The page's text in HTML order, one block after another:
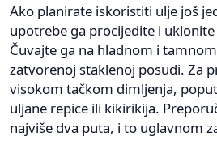
Ako planirate iskoristiti ulje još
upotrebe ga procijedite i
Čuvajte ga na hladnom i
zatvorenoj staklenoj posudi. Za
visokom tačkom dimljenja,
uljane repice ili kikirikija.
najviše dva puta, i to uglavnom